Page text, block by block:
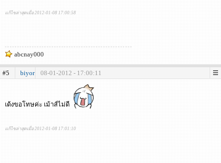
แก้ไขล่าสุดเมื่อ 2012-01-08 17:00:58
abcnay000
#5 biyor 08-01-2012 - 17:00:11
เด้งขอโทษค่ะ เม้าส์ไม่ดี
แก้ไขล่าสุดเมื่อ 2012-01-08 17:01:10